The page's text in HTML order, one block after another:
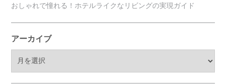
おしゃれで憧れる！ホテルライクなリビングの実現ガイド
アーカイブ